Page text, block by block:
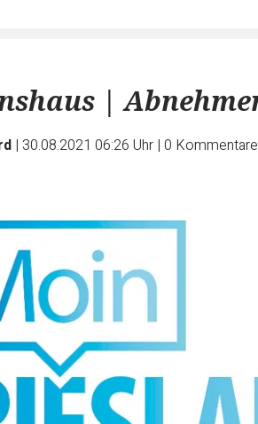
|
| 30.08.2021 06:26 Uhr | 0 Kommentare